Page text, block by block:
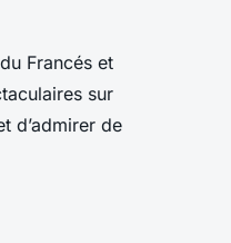
Francés et
sur
d’admirer de